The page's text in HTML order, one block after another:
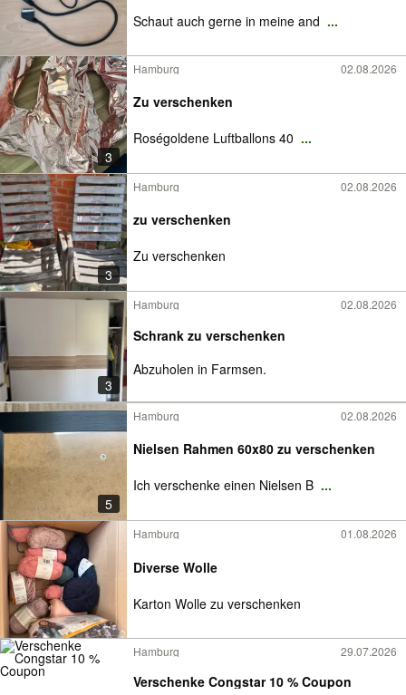
Schaut auch gerne in meine and ...
3
Hamburg 02.08.2026
Zu verschenken
Roségoldene Luftballons 40 ...
3
Hamburg 02.08.2026
zu verschenken
Zu verschenken
3
Hamburg 02.08.2026
Schrank zu verschenken
Abzuholen in Farmsen.
5
Hamburg 02.08.2026
Nielsen Rahmen 60x80 zu verschenken
Ich verschenke einen Nielsen B ...
Hamburg 01.08.2026
Diverse Wolle
Karton Wolle zu verschenken
Hamburg 29.07.2026
Verschenke Congstar 10 % Coupon